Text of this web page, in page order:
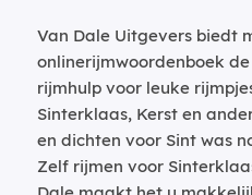
Van Dale Uitgevers biedt
onlinerijmwoordenboek
rijmhulp voor leuke
Sinterklaas, Kerst en
en dichten voor Sint was
Zelf rijmen voor